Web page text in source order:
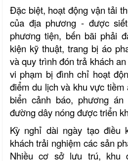
Đặc biệt, hoạt động vận tải
của địa phương - được
phương tiện, bến bãi phải
kiện kỹ thuật, trang bị áo
và quy trình đón trả khách
vi phạm bị đình chỉ hoạt
điểm du lịch và khu vực
biển cảnh báo, phương
đường dây nóng được triển
Kỳ nghỉ dài ngày tạo điều
khách trải nghiệm các sản
Nhiều cơ sở lưu trú, khu